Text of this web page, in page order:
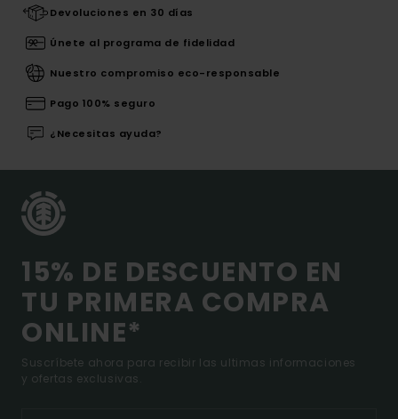
Devoluciones en 30 días
Únete al programa de fidelidad
Nuestro compromiso eco-responsable
Pago 100% seguro
¿Necesitas ayuda?
15% DE DESCUENTO EN
TU PRIMERA COMPRA
ONLINE*
Suscríbete ahora para recibir las ultimas informaciones
y ofertas exclusivas.